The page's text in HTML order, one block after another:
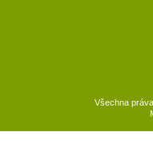
Všechna